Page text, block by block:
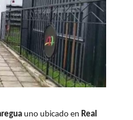
uno ubicado en Real